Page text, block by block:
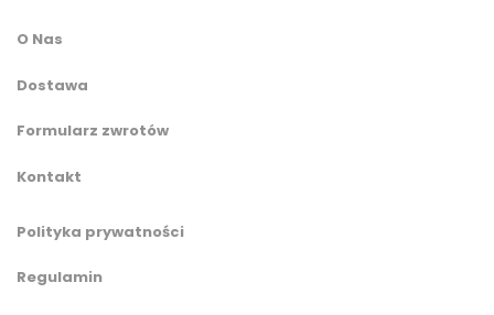
O Nas
Dostawa
Formularz zwrotów
Kontakt
Polityka prywatności
Regulamin